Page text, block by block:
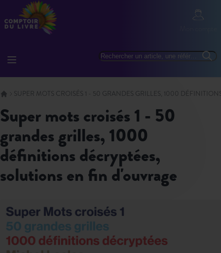
Allez au contenu
Rechercher
Mon
SUPER MOTS CROISÉS 1 - 50 GRANDES GRILLES, 1000
Skip to the end of the images gallery
Skip to the beginning of the images gallery
super mots croisés 1 - 50
grandes grilles, 1000
définitions décryptées,
solutions en fin d'ouvrage